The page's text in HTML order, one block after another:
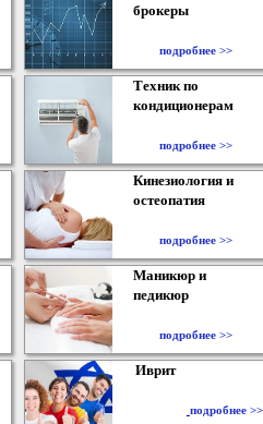
брокеры
подробнее >>
Техник по
кондиционерам
подробнее >>
Кинезиология и
остеопатия
подробнее >>
Маникюр и
педикюр
подробнее >>
Иврит
подробнее >>